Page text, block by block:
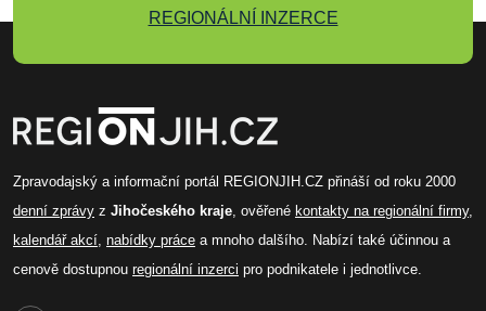
REGIONÁLNÍ INZERCE
Zpravodajský a informační portál REGIONJIH.CZ přináší od roku 2000
denní zprávy z Jihočeského kraje, ověřené kontakty na regionální firmy,
kalendář akcí, nabídky práce a mnoho dalšího. Nabízí také účinnou a
cenově dostupnou regionální inzerci pro podnikatele i jednotlivce.